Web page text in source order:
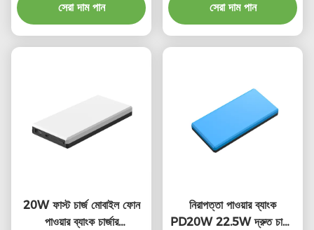
সেরা দাম পান
সেরা দাম পান
20W ফাস্ট চার্জ মোবাইল ফোন
পাওয়ার ব্যাংক চার্জার
নিরাপত্তা পাওয়ার ব্যাংক
PD20W 22.5W দ্রুত চার্জিং